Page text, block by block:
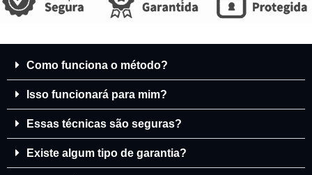
Como funciona o método?
Isso funcionará para mim?
Essas técnicas são seguras?
Existe algum tipo de garantia?